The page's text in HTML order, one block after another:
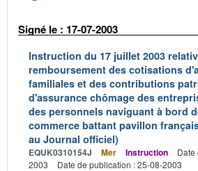
Signé le : 17-07-2003
Instruction du 17 juillet 2003
remboursement des cotisations
familiales et des contributions
d'assurance chômage des
des personnels naviguant à bord
commerce battant pavillon
au Journal officiel)
EQUK0310154J Mer Instruction
Date
2003
Date de publication : 25-08-2003